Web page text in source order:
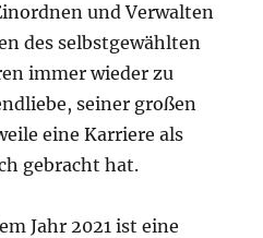
und Verwalten
des selbstgewählten
immer wieder zu
seiner großen
eine Karriere als
gebracht hat.
Jahr 2021 ist eine